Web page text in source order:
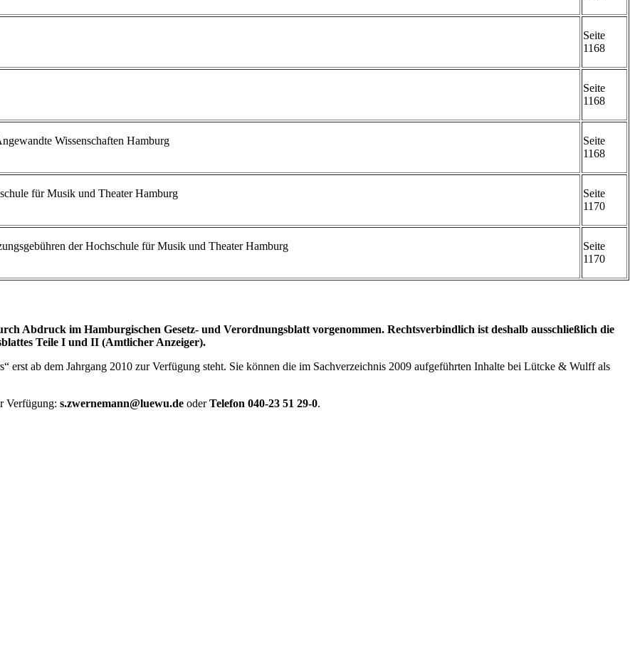
Seite
1168
Seite
1168
Wissenschaften Hamburg
Seite
1168
für Musik und Theater Hamburg
Seite
1170
der Hochschule für Musik und Theater Hamburg
Seite
1170
Abdruck im Hamburgischen Gesetz- und Verordnungsblatt vorgenommen. Rechtsverbindlich ist deshalb ausschließlich die
Teile I und II (Amtlicher Anzeiger).
erst ab dem Jahrgang 2010 zur Verfügung steht. Sie können die im Sachverzeichnis 2009 aufgeführten Inhalte bei Lütcke & Wulff als
Verfügung: s.zwernemann@luewu.de oderTelefon 040-23 51 29-0.